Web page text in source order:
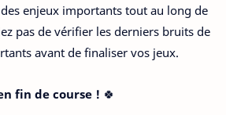
enjeux importants tout au long de
pas de vérifier les derniers bruits de
avant de finaliser vos jeux.
fin de course ! 🍀